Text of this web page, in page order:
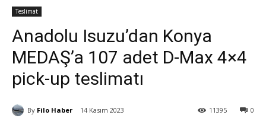
Teslimat
Anadolu Isuzu’dan Konya
MEDAŞ’a 107 adet D-Max 4×4
pick-up teslimatı
By Filo Haber 14 Kasım 2023 0
11395